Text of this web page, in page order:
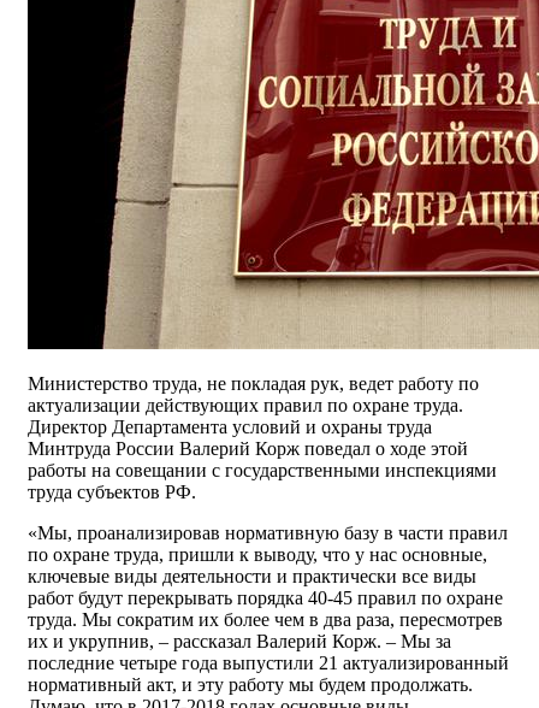
Министерство труда, не покладая рук, ведет работу по
актуализации действующих правил по охране труда.
Директор Департамента условий и охраны труда
Минтруда России Валерий Корж поведал о ходе этой
работы на совещании с государственными инспекциями
труда субъектов РФ.
«Мы, проанализировав нормативную базу в части правил
по охране труда, пришли к выводу, что у нас основные,
ключевые виды деятельности и практически все виды
работ будут перекрывать порядка 40-45 правил по охране
труда. Мы сократим их более чем в два раза, пересмотрев
их и укрупнив, – рассказал Валерий Корж. – Мы за
последние четыре года выпустили 21 актуализированный
нормативный акт, и эту работу мы будем продолжать.